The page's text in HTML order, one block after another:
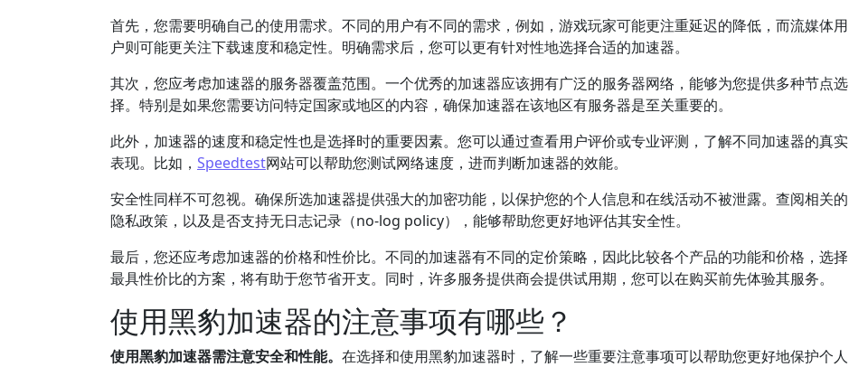
首先，您需要明确自己的使用需求。不同的用户有不同的需求，例如，游戏玩家可能更注重延迟的降低，而流媒体用
户则可能更关注下载速度和稳定性。明确需求后，您可以更有针对性地选择合适的加速器。
其次，您应考虑加速器的服务器覆盖范围。一个优秀的加速器应该拥有广泛的服务器网络，能够为您提供多种节点选
择。特别是如果您需要访问特定国家或地区的内容，确保加速器在该地区有服务器是至关重要的。
此外，加速器的速度和稳定性也是选择时的重要因素。您可以通过查看用户评价或专业评测，了解不同加速器的真实
表现。比如， Speedtest网站可以帮助您测试网络速度，进而判断加速器的效能。
安全性同样不可忽视。确保所选加速器提供强大的加密功能，以保护您的个人信息和在线活动不被泄露。查阅相关的
隐私政策，以及是否支持无日志记录（no-log policy），能够帮助您更好地评估其安全性。
最后，您还应考虑加速器的价格和性价比。不同的加速器有不同的定价策略，因此比较各个产品的功能和价格，选择
最具性价比的方案，将有助于您节省开支。同时，许多服务提供商会提供试用期，您可以在购买前先体验其服务。
使用黑豹加速器的注意事项有哪些？
使用黑豹加速器需注意安全和性能。 在选择和使用黑豹加速器时，了解一些重要注意事项可以帮助您更好地保护个人